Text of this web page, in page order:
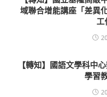
域聯合增能講座「差異
工
【轉知】國語文學科中
學習